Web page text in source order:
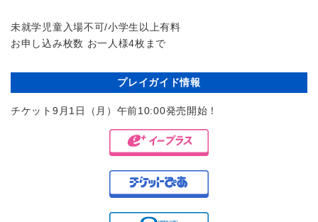
未就学児童入場不可/小学生以上有料
お申し込み枚数 お一人様4枚まで
プレイガイド情報
チケット9月1日（月）午前10:00発売開始！